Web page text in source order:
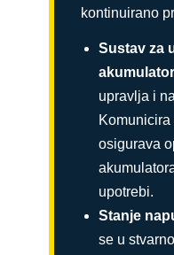
kontinuirano
Sustav za
upravlja i
osigurava
upotrebi.
Stanje
se u